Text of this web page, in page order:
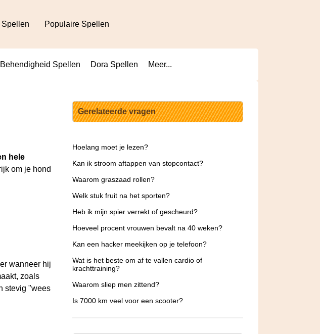
Spellen Populaire Spellen
Behendigheid Spellen Dora Spellen Meer...
hele
om je hond
wanneer hij
zoals
stevig "wees
Gerelateerde vragen
Hoelang moet je lezen?
Kan ik stroom aftappen van stopcontact?
Waarom graszaad rollen?
Welk stuk fruit na het sporten?
Heb ik mijn spier verrekt of gescheurd?
Hoeveel procent vrouwen bevalt na 40 weken?
Kan een hacker meekijken op je telefoon?
Wat is het beste om af te vallen cardio of
krachttraining?
Waarom sliep men zittend?
Is 7000 km veel voor een scooter?